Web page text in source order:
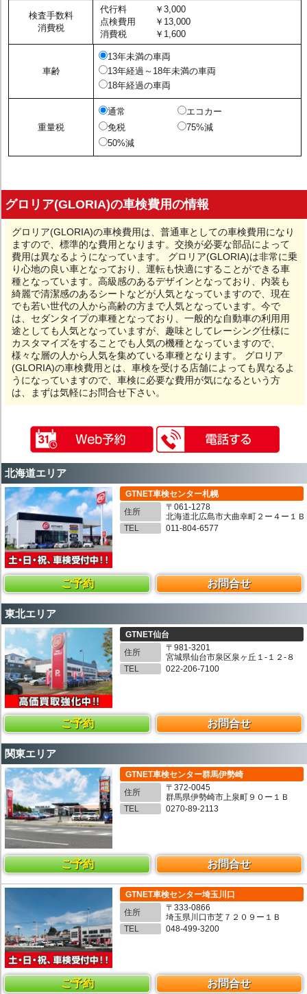
検査手数料
消費税
代行料
￥3,000
点検費用
￥13,000
消費税
￥1,600
車齢
13年未満の車両
13年経過～18年未満の車両
18年経過の車両
重量税
通常
エコカー
免税
75%減
50%減
グロリア(GLORIA)の車検費用の情報
グロリア(GLORIA)の車検費用は、普通車としての車検費用になり
ますので、標準的な費用となります。交換が必要な部品によって
費用は異なるようになっています。 グロリア(GLORIA)は非常に乗
り心地の良い車となっており、運転も快適にすることができる車
種となっています。高級感のあるデザインとなっており、内装も
綺麗で清潔感のあるシートなどが人気となっていますので、現在
でも若い世代の人から高齢の方まで人気となっています。今で
は、セダンタイプの車種となっており、一般的な自動車の利用用
途としても人気となっていますが、趣味としてレーシング仕様に
カスタマイズをすることでも人気の機種となっていますので、
様々な層の人から人気を集めている車種となります。 グロリア
(GLORIA)の車検費用とは、車検を受ける店舗によっても異なるよ
うになっていますので、車検に必要な費用が気になるという方
は、まずは気軽にお問合せ下さい。
北海道エリア
GTNET車検センター札幌
住所
〒061-1278
北海道北広島市大曲幸町２ー４ー１Ｂ
TEL
011-804-6577
ご予約 お問合せ
東北エリア
GTNET仙台
住所
〒981-3201
宮城県仙台市泉区泉ヶ丘１-１２-８
TEL
022-206-7100
ご予約 お問合せ
関東エリア
GTNET車検センター群馬伊勢崎
住所
〒372-0045
群馬県伊勢崎市上泉町９０ー１Ｂ
TEL
0270-89-2113
ご予約 お問合せ
GTNET車検センター埼玉川口
住所
〒333-0866
埼玉県川口市芝７２０９ー１Ｂ
TEL
048-499-3200
ご予約 お問合せ